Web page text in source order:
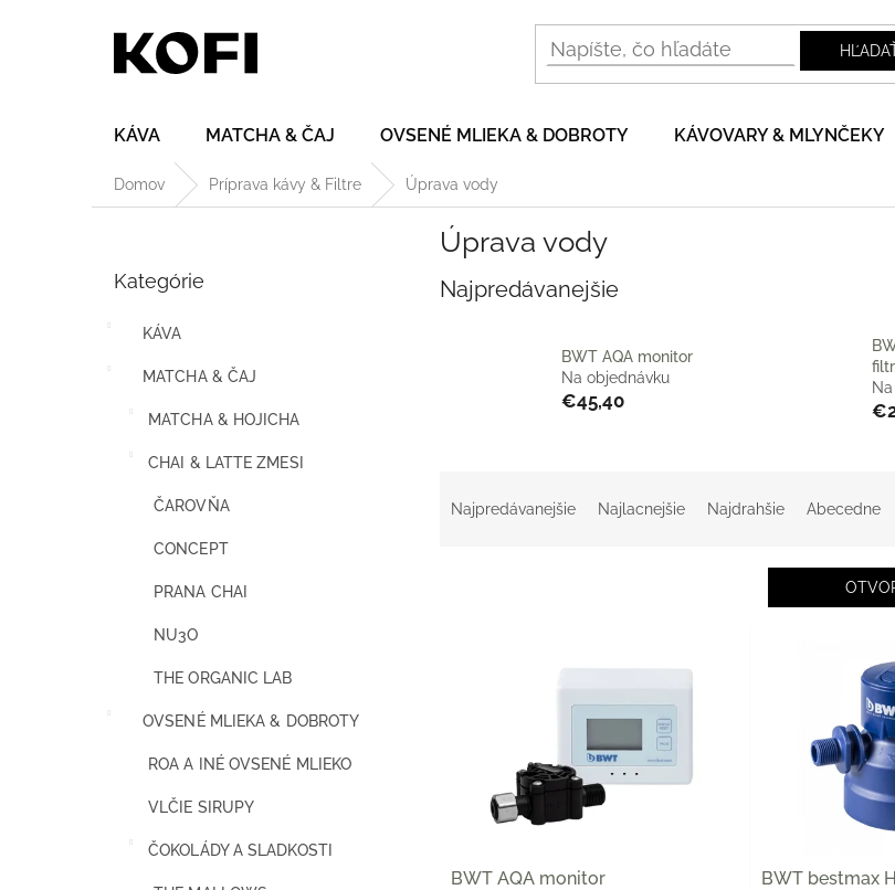
KÁVA MATCHA & ČAJ OVSENÉ MLIEKA & DOBROTY KÁVOVARY & MLYNČEKY
Domov Príprava kávy & Filtre Úprava vody
kategórie
Kategórie
KÁVA
MATCHA & ČAJ
MATCHA & HOJICHA
CHAI & LATTE ZMESI
ČAROVŇA
CONCEPT
PRANA CHAI
NU3O
THE ORGANIC LAB
OVSENÉ MLIEKA & DOBROTY
ROA A INÉ OVSENÉ MLIEKO
VLČIE SIRUPY
ČOKOLÁDY A SLADKOSTI
Úprava vody
Najpredávanejšie
BWT AQA monitor
Na objednávku
€45,40
Najpredávanejšie Najlacnejšie Najdrahšie Abecedne
BWT AQA monitor BWT bestmax